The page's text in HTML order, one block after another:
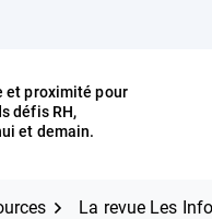
et proximité pour
défis RH,
et demain.
La revue Les